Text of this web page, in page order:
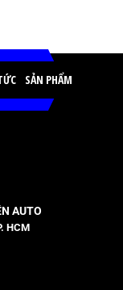
SẢN PHẨM
AUTO
HCM